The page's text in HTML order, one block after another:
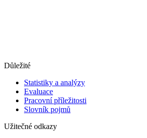
Důležité
Statistiky a analýzy
Evaluace
Pracovní příležitosti
Slovník pojmů
Užitečné odkazy